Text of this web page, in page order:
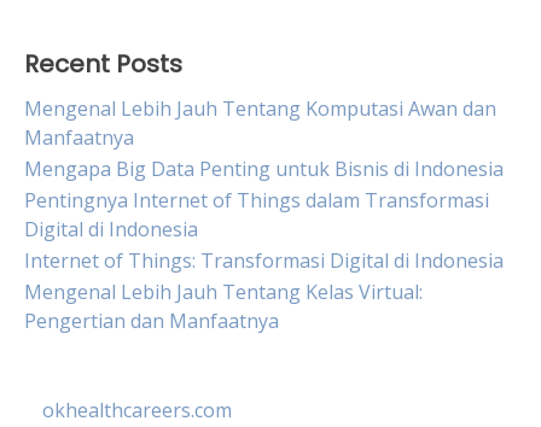
Recent Posts
Mengenal Lebih Jauh Tentang Komputasi Awan dan
Manfaatnya
Mengapa Big Data Penting untuk Bisnis di Indonesia
Pentingnya Internet of Things dalam Transformasi
Digital di Indonesia
Internet of Things: Transformasi Digital di Indonesia
Mengenal Lebih Jauh Tentang Kelas Virtual:
Pengertian dan Manfaatnya
okhealthcareers.com